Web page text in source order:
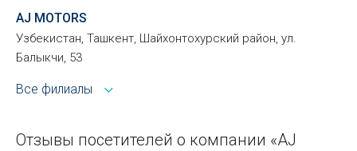
AJ MOTORS
Узбекистан, Ташкент, Шайхонтохурский район, ул.
Балыкчи, 53
Все филиалы
Отзывы посетителей о компании «AJ